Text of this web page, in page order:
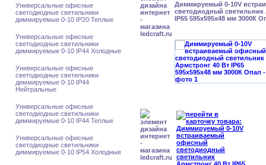
Универсальные офисные
светодиодные светильники
диммируемые 0-10 IP20 Теплые
Универсальные офисные
светодиодные светильники
диммируемые 0-10 IP44 Холодные
Универсальные офисные
светодиодные светильники
диммируемые 0-10 IP44
Нейтральные
Универсальные офисные
светодиодные светильники
диммируемые 0-10 IP44 Теплые
Универсальные офисные
светодиодные светильники
диммируемые 0-10 IP54 Холодные
Диммируемый 0-10V
светодиодный светильник
IP65 595x595x48 мм 3000К